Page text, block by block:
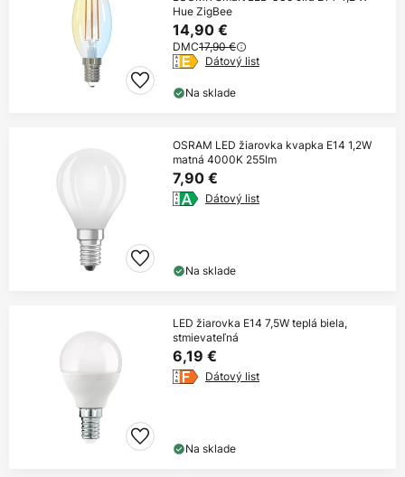
Hue ZigBee
14,90 €
DMC17,90 €
Dátový list
Na sklade
OSRAM LED žiarovka kvapka E14 1,2W
matná 4000K 255lm
7,90 €
Dátový list
Na sklade
LED žiarovka E14 7,5W teplá biela,
stmievateľná
6,19 €
Dátový list
Na sklade